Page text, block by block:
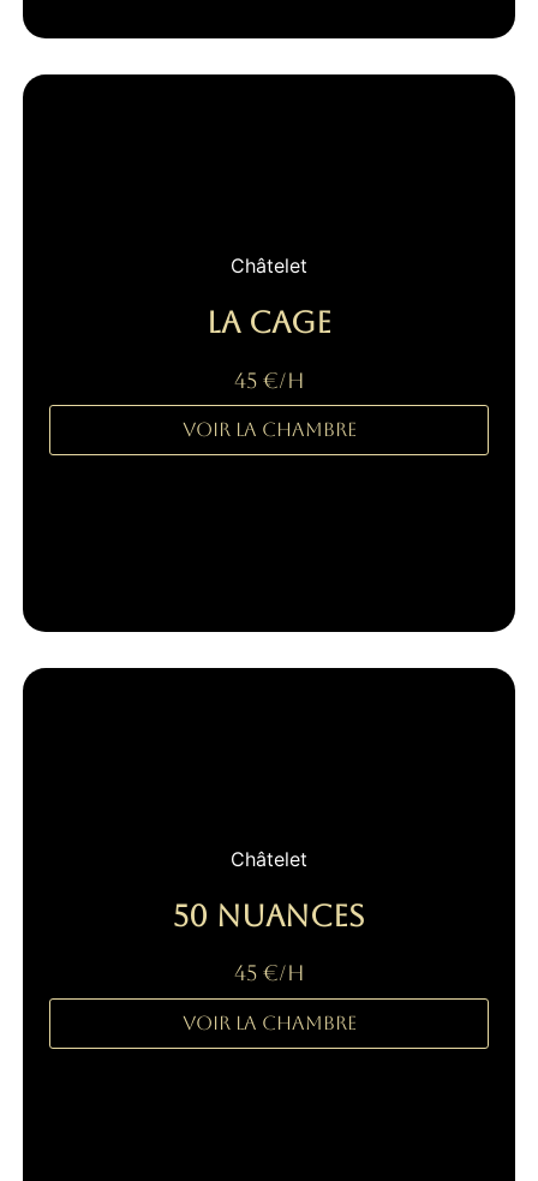
Châtelet
La cage
45 €/H
Voir la Chambre
Châtelet
50 nuances
45 €/H
Voir la Chambre